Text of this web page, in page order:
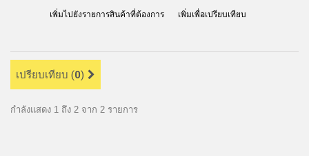
เพิ่มไปยังรายการสินค้าที่ต้องการ เพิ่มเพื่อเปรียบเทียบ
เปรียบเทียบ (0)
กำลังแสดง 1 ถึง 2 จาก 2 รายการ